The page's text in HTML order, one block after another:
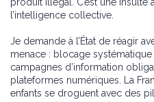
produit illégal. C’est une insulte
l’intelligence collective.
Je demande à l’État de réagir
menace : blocage
campagnes d’information
plateformes numériques. La
enfants se droguent avec des